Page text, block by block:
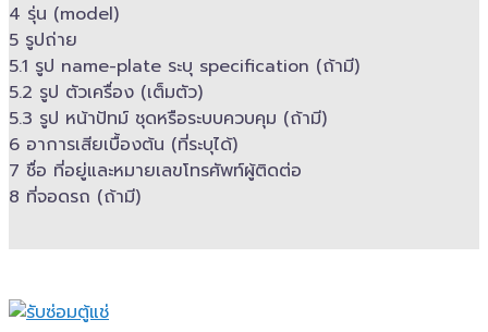
4 รุ่น (model)
5 รูปถ่าย
5.1 รูป name-plate ระบุ specification (ถ้ามี)
5.2 รูป ตัวเครื่อง (เต็มตัว)
5.3 รูป หน้าปัทม์ ชุดหรือระบบควบคุม (ถ้ามี)​
6 อาการเสียเบื้องต้น (ที่ระบุได้)
7 ชื่อ ที่อยู่และ​หมายเลขโทรศัพท์​ผู้ติดต่อ
8 ที่จอดรถ (ถ้ามี)​